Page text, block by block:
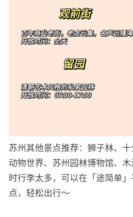
苏州其他景点推荐：狮子林、
动物世界、苏州园林博物馆、
时行李太多，可以在「途简单
点，轻松出行～